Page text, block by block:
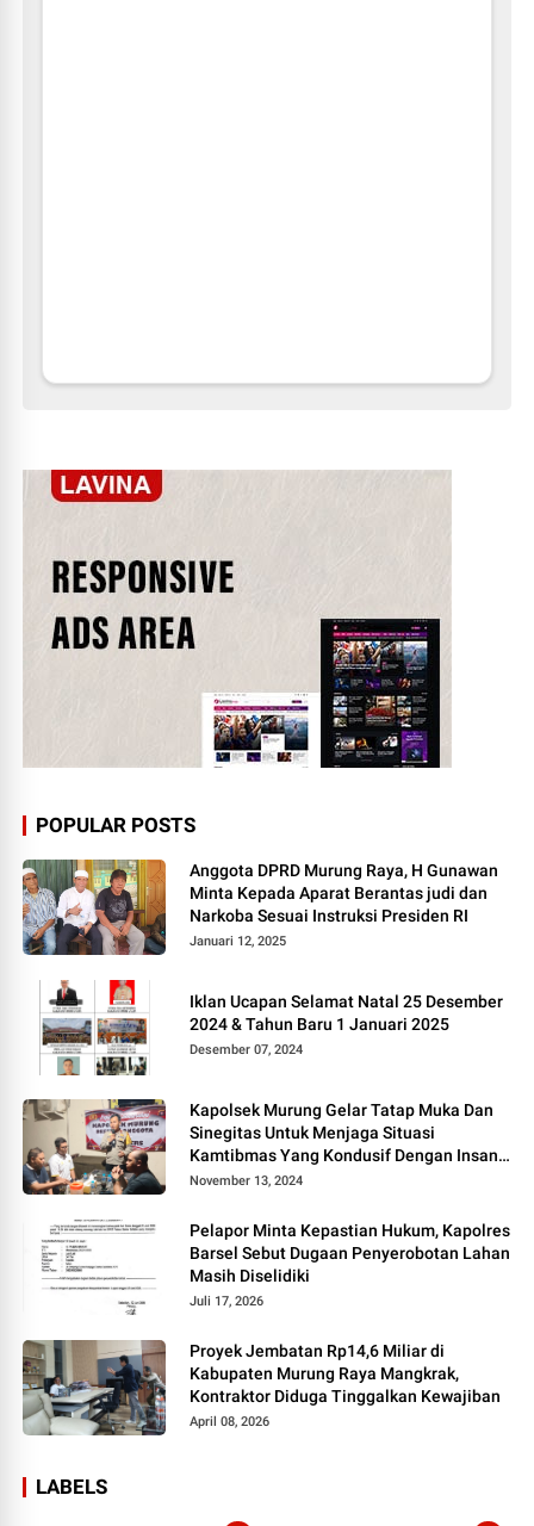
POPULAR POSTS
Anggota DPRD Murung Raya, H Gunawan
Minta Kepada Aparat Berantas judi dan
Narkoba Sesuai Instruksi Presiden RI
Januari 12, 2025
Iklan Ucapan Selamat Natal 25 Desember
2024 & Tahun Baru 1 Januari 2025
Desember 07, 2024
Kapolsek Murung Gelar Tatap Muka Dan
Sinegitas Untuk Menjaga Situasi
Kamtibmas Yang Kondusif Dengan Insan
Pers
November 13, 2024
Pelapor Minta Kepastian Hukum, Kapolres
Barsel Sebut Dugaan Penyerobotan Lahan
Masih Diselidiki
Juli 17, 2026
Proyek Jembatan Rp14,6 Miliar di
Kabupaten Murung Raya Mangkrak,
Kontraktor Diduga Tinggalkan Kewajiban
April 08, 2026
LABELS